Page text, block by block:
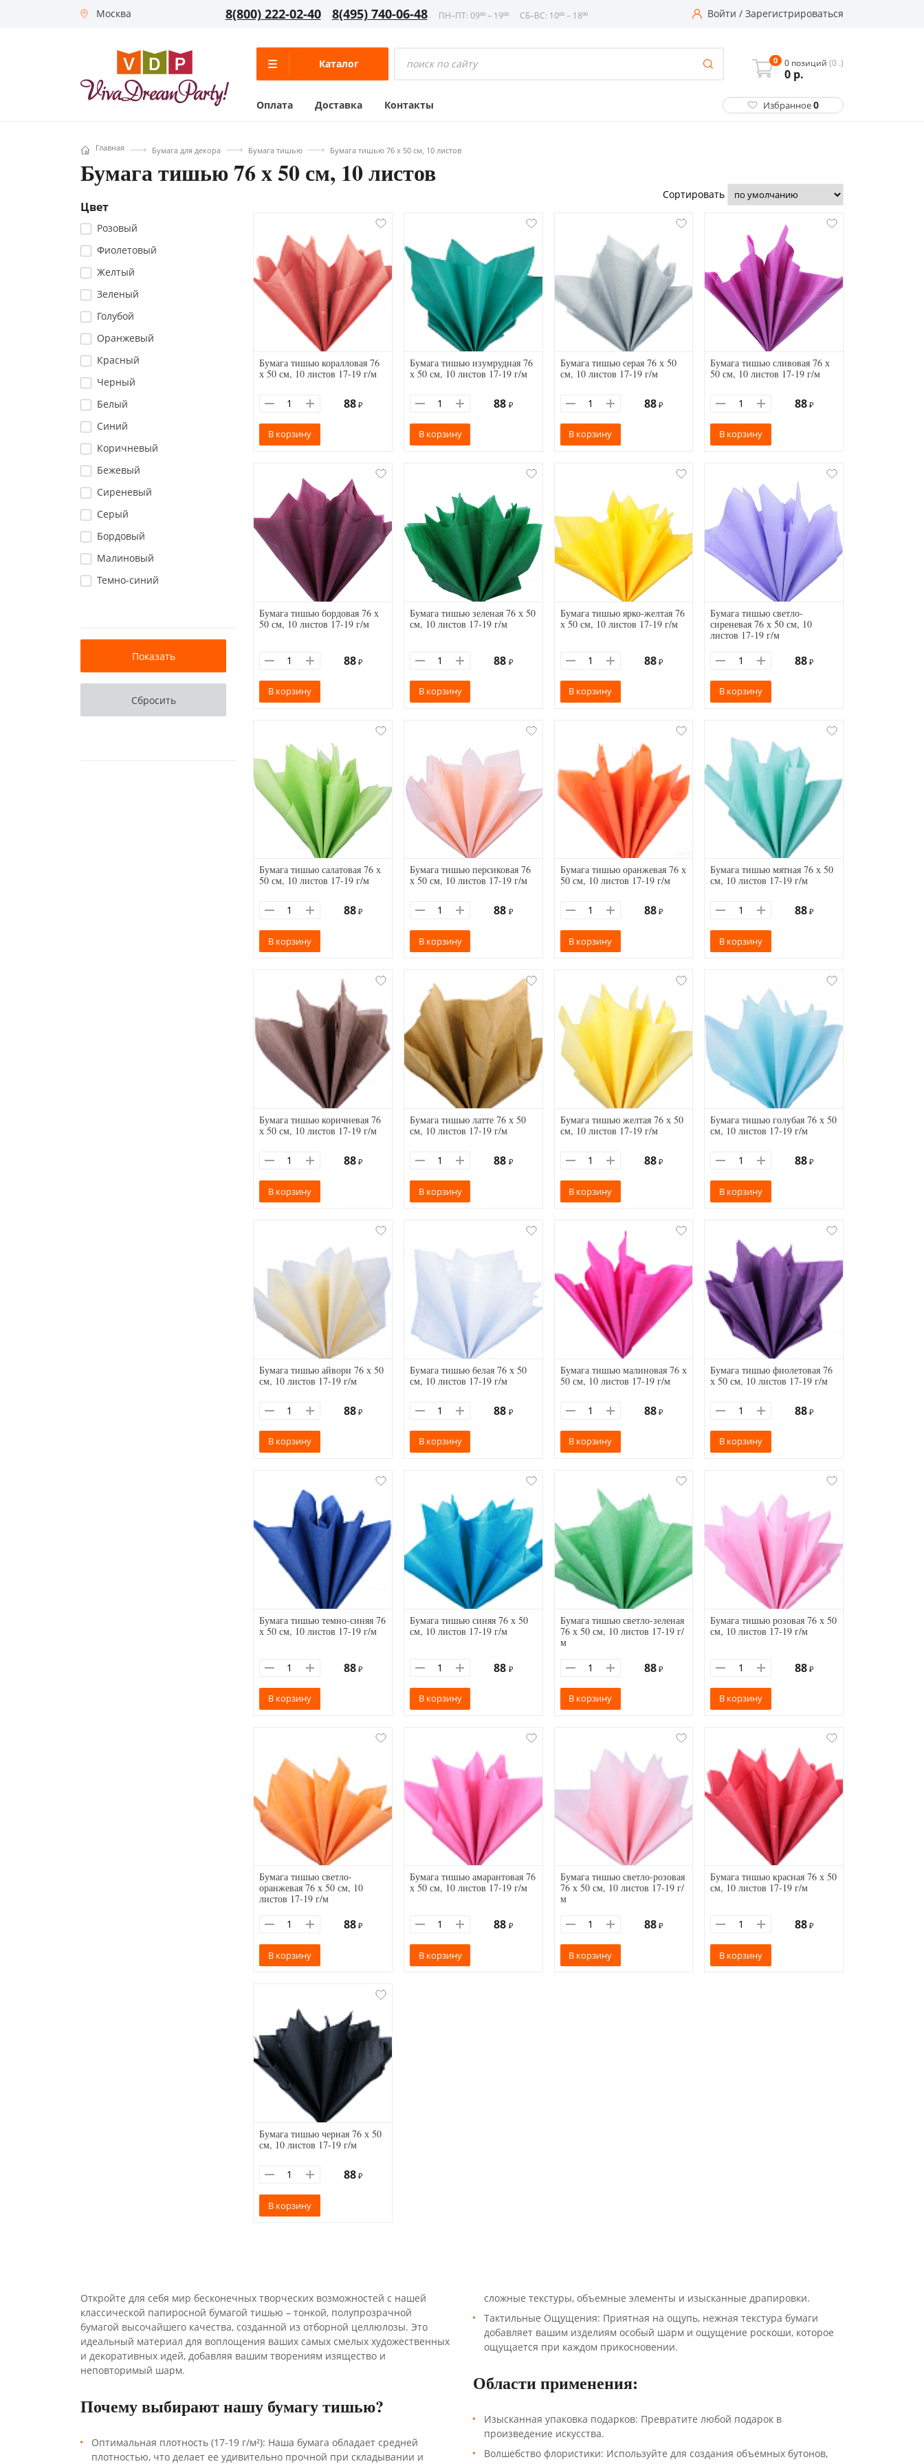
Москва 8(800) 222-02-40 8(495) 740-06-48 ПН–ПТ: 09⁰⁰ – 19⁰⁰ СБ–ВС: 10⁰⁰ – 18⁰⁰ Войти / Зарегистрироваться
Каталог 0 0 позиций (0 .)
0 р.
Оплата Доставка Контакты Избранное0
Главная Бумага для декора Бумага тишью Бумага тишью 76 х 50 см, 10 листов
Бумага тишью 76 х 50 см, 10 листов
Цвет
Розовый
Фиолетовый
Желтый
Зеленый
Голубой
Оранжевый
Красный
Черный
Белый
Синий
Коричневый
Бежевый
Сиреневый
Серый
Бордовый
Малиновый
Темно-синий
Сортировать
Бумага тишью коралловая 76
х 50 см, 10 листов 17-19 г/м
88 ₽
В корзину
Бумага тишью изумрудная 76
х 50 см, 10 листов 17-19 г/м
88 ₽
В корзину
Бумага тишью серая 76 х 50
см, 10 листов 17-19 г/м
88 ₽
В корзину
Бумага тишью сливовая 76 х
50 см, 10 листов 17-19 г/м
88 ₽
В корзину
Бумага тишью бордовая 76 х
50 см, 10 листов 17-19 г/м
88 ₽
В корзину
Бумага тишью зеленая 76 х 50
см, 10 листов 17-19 г/м
88 ₽
В корзину
Бумага тишью ярко-желтая 76
х 50 см, 10 листов 17-19 г/м
88 ₽
В корзину
Бумага тишью светло-
сиреневая 76 х 50 см, 10
листов 17-19 г/м
88 ₽
В корзину
Бумага тишью салатовая 76 х
50 см, 10 листов 17-19 г/м
88 ₽
В корзину
Бумага тишью персиковая 76
х 50 см, 10 листов 17-19 г/м
88 ₽
В корзину
Бумага тишью оранжевая 76 х
50 см, 10 листов 17-19 г/м
88 ₽
В корзину
Бумага тишью мятная 76 х 50
см, 10 листов 17-19 г/м
88 ₽
В корзину
Бумага тишью коричневая 76
х 50 см, 10 листов 17-19 г/м
88 ₽
В корзину
Бумага тишью латте 76 х 50
см, 10 листов 17-19 г/м
88 ₽
В корзину
Бумага тишью желтая 76 х 50
см, 10 листов 17-19 г/м
88 ₽
В корзину
Бумага тишью голубая 76 х 50
см, 10 листов 17-19 г/м
88 ₽
В корзину
Бумага тишью айвори 76 х 50
см, 10 листов 17-19 г/м
88 ₽
В корзину
Бумага тишью белая 76 х 50
см, 10 листов 17-19 г/м
88 ₽
В корзину
Бумага тишью малиновая 76 х
50 см, 10 листов 17-19 г/м
88 ₽
В корзину
Бумага тишью фиолетовая 76
х 50 см, 10 листов 17-19 г/м
88 ₽
В корзину
Бумага тишью темно-синяя 76
х 50 см, 10 листов 17-19 г/м
88 ₽
В корзину
Бумага тишью синяя 76 х 50
см, 10 листов 17-19 г/м
88 ₽
В корзину
Бумага тишью светло-зеленая
76 х 50 см, 10 листов 17-19 г/
м
88 ₽
В корзину
Бумага тишью розовая 76 х 50
см, 10 листов 17-19 г/м
88 ₽
В корзину
Бумага тишью светло-
оранжевая 76 х 50 см, 10
листов 17-19 г/м
88 ₽
В корзину
Бумага тишью амарантовая 76
х 50 см, 10 листов 17-19 г/м
88 ₽
В корзину
Бумага тишью светло-розовая
76 х 50 см, 10 листов 17-19 г/
м
88 ₽
В корзину
Бумага тишью красная 76 х 50
см, 10 листов 17-19 г/м
88 ₽
В корзину
Бумага тишью черная 76 х 50
см, 10 листов 17-19 г/м
88 ₽
В корзину
Откройте для себя мир бесконечных творческих возможностей с нашей
классической папиросной бумагой тишью – тонкой, полупрозрачной
бумагой высочайшего качества, созданной из отборной целлюлозы. Это
идеальный материал для воплощения ваших самых смелых художественных
и декоративных идей, добавляя вашим творениям изящество и
неповторимый шарм.
Почему выбирают нашу бумагу тишью?
Оптимальная плотность (17-19 г/м²): Наша бумага обладает средней
плотностью, что делает ее удивительно прочной при складывании и
сложные текстуры, объемные элементы и изысканные драпировки.
Тактильные Ощущения: Приятная на ощупь, нежная текстура бумаги
добавляет вашим изделиям особый шарм и ощущение роскоши, которое
ощущается при каждом прикосновении.
Области применения:
Изысканная упаковка подарков: Превратите любой подарок в
произведение искусства.
Волшебство флористики: Используйте для создания объемных бутонов,